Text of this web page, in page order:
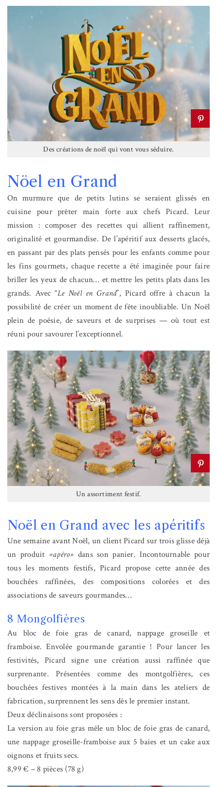
Des créations de noël qui vont vous séduire.
Nöel en Grand
On murmure que de petits lutins se seraient glissés en
cuisine pour prêter main forte aux chefs Picard. Leur
mission : composer des recettes qui allient raffinement,
originalité et gourmandise. De l’apéritif aux desserts glacés,
en passant par des plats pensés pour les enfants comme pour
les fins gourmets, chaque recette a été imaginée pour faire
briller les yeux de chacun… et mettre les petits plats dans les
grands. Avec “Le Noël en Grand”, Picard offre à chacun la
possibilité de créer un moment de fête inoubliable. Un Noël
plein de poésie, de saveurs et de surprises — où tout est
réuni pour savourer l’exceptionnel.
Un assortiment festif.
Noël en Grand avec les apéritifs
Une semaine avant Noël, un client Picard sur trois glisse déjà
un produit «apéro» dans son panier. Incontournable pour
tous les moments festifs, Picard propose cette année des
bouchées raffinées, des compositions colorées et des
associations de saveurs gourmandes…
8 Mongolfières
Au bloc de foie gras de canard, nappage groseille et
framboise. Envolée gourmande garantie ! Pour lancer les
festivités, Picard signe une création aussi raffinée que
surprenante. Présentées comme des montgolfières, ces
bouchées festives montées à la main dans les ateliers de
fabrication, surprennent les sens dès le premier instant.
Deux déclinaisons sont proposées :
La version au foie gras mêle un bloc de foie gras de canard,
une nappage groseille-framboise aux 5 baies et un cake aux
oignons et fruits secs.
8,99 € – 8 pièces (78 g)